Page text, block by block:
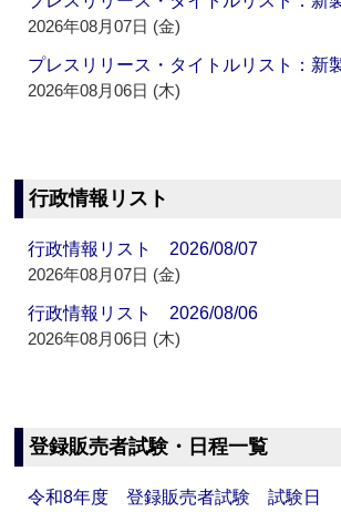
2026年08月07日 (金)
プレスリリース・タイトルリスト：
2026年08月06日 (木)
行政情報リスト
行政情報リスト 2026/08/07
2026年08月07日 (金)
行政情報リスト 2026/08/06
2026年08月06日 (木)
登録販売者試験・日程一覧
令和8年度 登録販売者試験 試験日